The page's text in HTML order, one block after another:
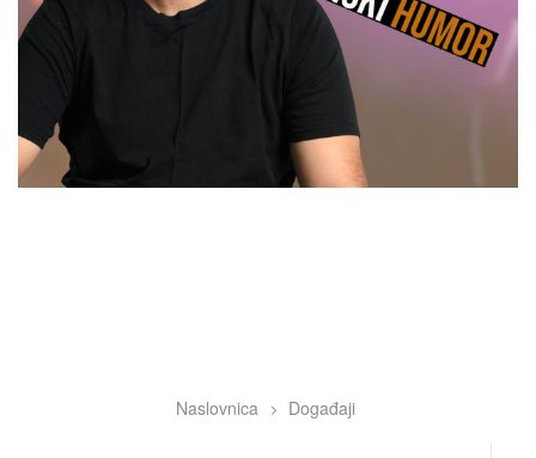
BreadcrumbNaslovnica Događaji